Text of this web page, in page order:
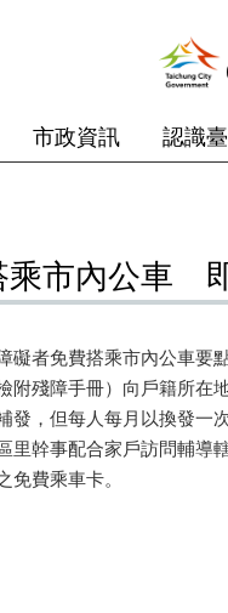
市政資訊 認識
乘市內公車
礙者免費搭乘市內公
附殘障手冊）向戶籍所
發，但每人每月以換
里幹事配合家戶訪問
費乘車卡。